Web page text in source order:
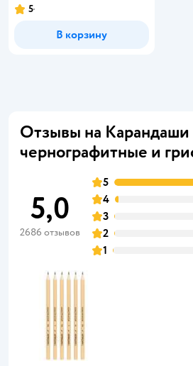
5
В корзину
Отзывы на Карандаши
чернографитные и
5,0
2686 отзывов
5
4
3
2
1